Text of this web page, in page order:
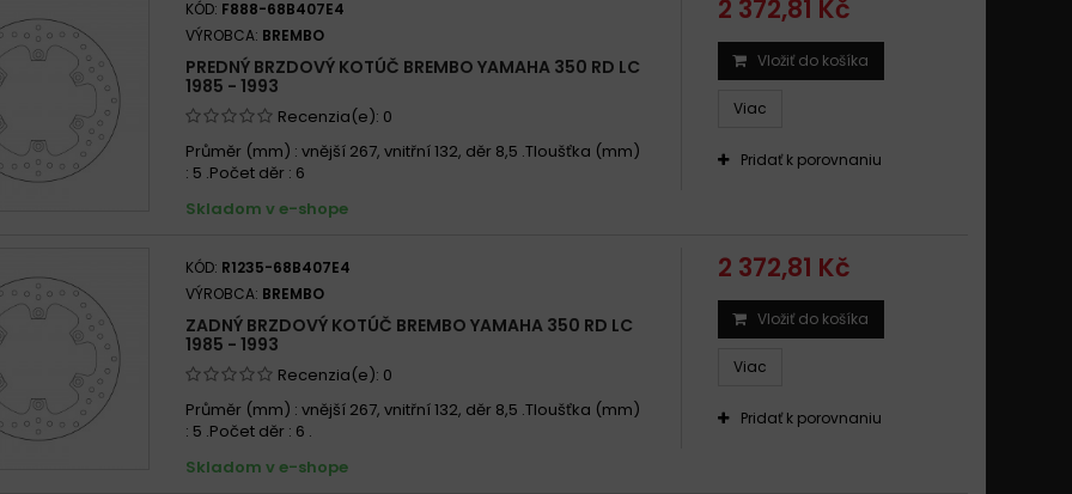
KÓD: F888-68B407E4
VÝROBCA: BREMBO
PREDNÝ BRZDOVÝ KOTÚČ BREMBO YAMAHA 350 RD LC
1985 - 1993
Recenzia(e): 0
Průměr (mm) : vnější 267, vnitřní 132, děr 8,5 .Tloušťka (mm)
: 5 .Počet děr : 6
Skladom v e-shope
2 372,81 Kč
Vložiť do košíka
Viac
Pridať k porovnaniu
KÓD: R1235-68B407E4
VÝROBCA: BREMBO
ZADNÝ BRZDOVÝ KOTÚČ BREMBO YAMAHA 350 RD LC
1985 - 1993
Recenzia(e): 0
Průměr (mm) : vnější 267, vnitřní 132, děr 8,5 .Tloušťka (mm)
: 5 .Počet děr : 6 .
Skladom v e-shope
2 372,81 Kč
Vložiť do košíka
Viac
Pridať k porovnaniu